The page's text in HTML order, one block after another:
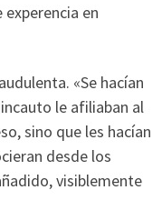
en
«Se hacían
le afiliaban al
sino que les hacían
desde los
visiblemente